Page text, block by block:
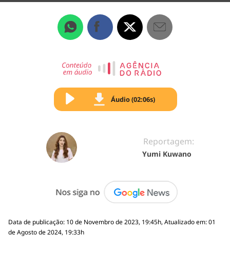
Áudio (02:06s)
Reportagem:
Yumi Kuwano
Data de publicação: 10 de Novembro de 2023, 19:45h, Atualizado em: 01
de Agosto de 2024, 19:33h